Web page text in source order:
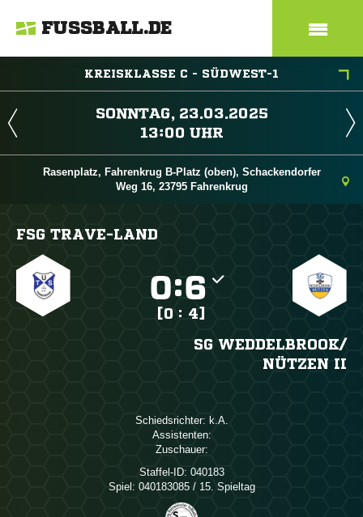
FUSSBALL.DE
KREISKLASSE C - SÜDWEST-1
 
 
Rasenplatz, Fahrenkrug B-Platz (oben), Schackendorfer
Weg 16, 23795 Fahrenkrug
FSG TRAVE-LAND
:
[0 : 4]
SG WEDDELBROOK/​
NÜTZEN II
Schiedsrichter: 
Assistenten:
Zuschauer:
Staffel-ID: 040183
Spiel: 040183085 / 15. Spieltag